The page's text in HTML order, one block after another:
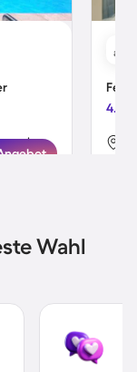
Bibione, San Michele al Tagliamento, Italien
ab
4.0
Wahl